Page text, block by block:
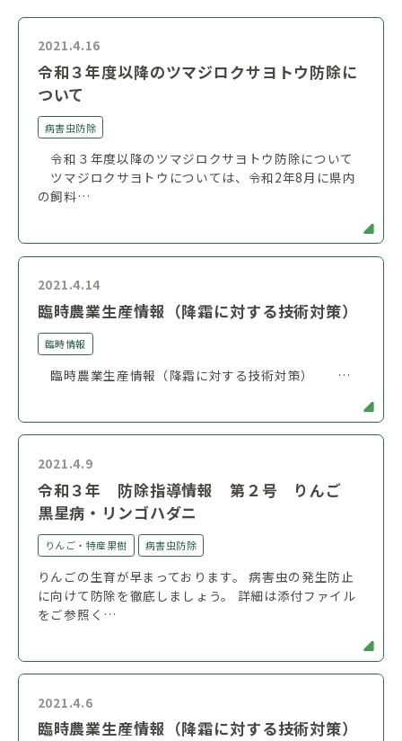
2021.4.16
令和３年度以降のツマジロクサヨトウ防除に
ついて
病害虫防除
令和３年度以降のツマジロクサヨトウ防除について
ツマジロクサヨトウについては、令和2年8月に県内
の飼料…
2021.4.14
臨時農業生産情報（降霜に対する技術対策）
臨時情報
臨時農業生産情報（降霜に対する技術対策） …
2021.4.9
令和３年 防除指導情報 第２号 りんご
黒星病・リンゴハダニ
りんご・特産果樹 病害虫防除
りんごの生育が早まっております。 病害虫の発生防止
に向けて防除を徹底しましょう。 詳細は添付ファイル
をご参照く…
2021.4.6
臨時農業生産情報（降霜に対する技術対策）